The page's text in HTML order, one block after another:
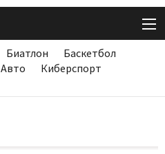
Биатлон
Баскетбол
Авто
Киберспорт